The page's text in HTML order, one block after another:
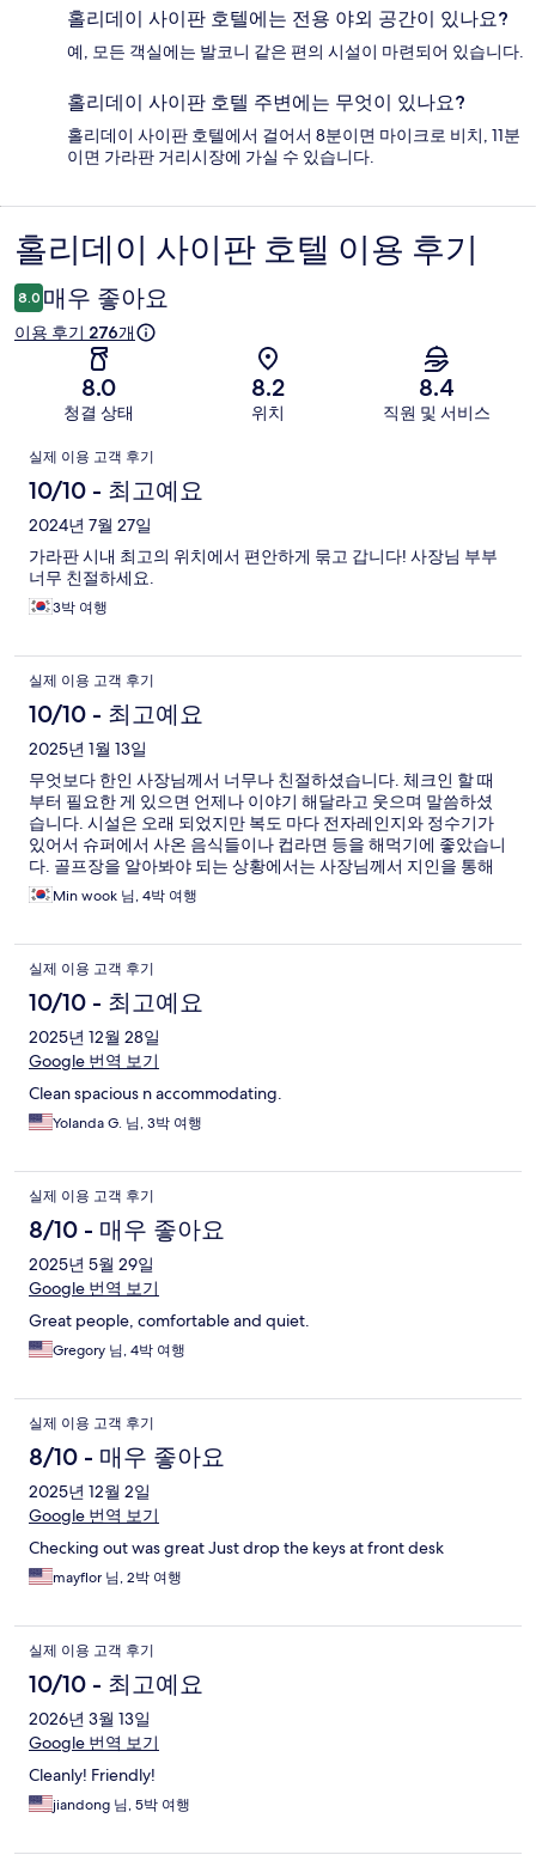
홀리데이 사이판 호텔에는 전용 야외 공간이 있나요?
예, 모든 객실에는 발코니 같은 편의 시설이 마련되어 있습니다.
홀리데이 사이판 호텔 주변에는 무엇이 있나요?
홀리데이 사이판 호텔에서 걸어서 8분이면 마이크로 비치, 11분
이면 가라판 거리시장에 가실 수 있습니다.
이
용
후
홀리데이 사이판 호텔 이용 후기
8.0 매우 좋아요
이용 후기 276개
8.0
청결 상태
8.2
위치
8.4
직원 및 서비스
이
용
후
기
실제 이용 고객 후기
10/10 - 최고예요
2024년 7월 27일
가라판 시내 최고의 위치에서 편안하게 묶고 갑니다! 사장님 부부
너무 친절하세요.
3박 여행
실제 이용 고객 후기
10/10 - 최고예요
2025년 1월 13일
무엇보다 한인 사장님께서 너무나 친절하셨습니다. 체크인 할 때
부터 필요한 게 있으면 언제나 이야기 해달라고 웃으며 말씀하셨
습니다. 시설은 오래 되었지만 복도 마다 전자레인지와 정수기가
있어서 슈퍼에서 사온 음식들이나 컵라면 등을 해먹기에 좋았습니
다. 골프장을 알아봐야 되는 상황에서는 사장님께서 지인을 통해
예약도 잡아주시고 도움을 많이 주셔서 사이판에 있는 동안 내내
감사했습니다. 웬만한 쇼핑몰이나 슈퍼마켓에서 거리가 5분 정도
분이면 가는 거리에 있습니다. 위치적으로도 최고의 선택이었습니
다. 사장님 잘 지내다 갑니다. 기회되면 다시 뵙겠습니다.
Min wook 님, 4박 여행
실제 이용 고객 후기
10/10 - 최고예요
2025년 12월 28일
Google 번역 보기
Clean spacious n accommodating.
Yolanda G. 님, 3박 여행
실제 이용 고객 후기
8/10 - 매우 좋아요
2025년 5월 29일
Google 번역 보기
Great people, comfortable and quiet.
Gregory 님, 4박 여행
실제 이용 고객 후기
8/10 - 매우 좋아요
2025년 12월 2일
Google 번역 보기
Checking out was great Just drop the keys at front desk
mayflor 님, 2박 여행
실제 이용 고객 후기
10/10 - 최고예요
2026년 3월 13일
Google 번역 보기
Cleanly! Friendly!
jiandong 님, 5박 여행